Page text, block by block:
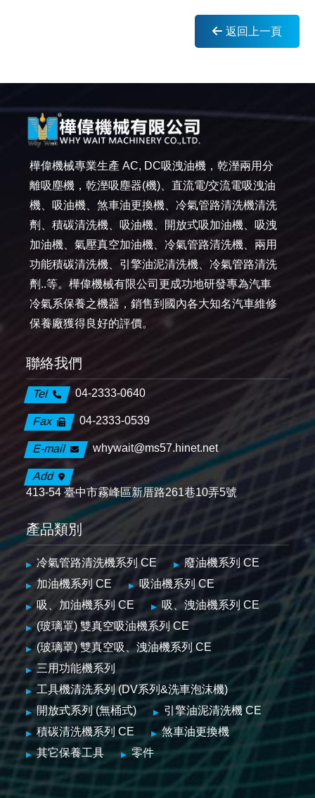
返回上一頁
樺偉機械專業生產 AC, DC吸洩油機，乾溼兩用分
離吸塵機，乾溼吸塵器(機)、直流電/交流電吸洩油
機、吸油機、煞車油更換機、冷氣管路清洗機清洗
劑、積碳清洗機、吸油機、開放式吸加油機、吸洩
加油機、氣壓真空加油機、冷氣管路清洗機、兩用
功能積碳清洗機、引擎油泥清洗機、冷氣管路清洗
劑..等。樺偉機械有限公司更成功地研發專為汽車
冷氣系保養之機器，銷售到國內各大知名汽車維修
保養廠獲得良好的評價。
聯絡我們
Tel 04-2333-0640
Fax 04-2333-0539
E-mail whywait@ms57.hinet.net
Add
413-54 臺中市霧峰區新厝路261巷10弄5號
產品類別
冷氣管路清洗機系列 CE
廢油機系列 CE
加油機系列 CE
吸油機系列 CE
吸、加油機系列 CE
吸、洩油機系列 CE
(玻璃罩) 雙真空吸油機系列 CE
(玻璃罩) 雙真空吸、洩油機系列 CE
三用功能機系列
工具機清洗系列 (DV系列&洗車泡沫機)
開放式系列 (無桶式)
引擎油泥清洗機 CE
積碳清洗機系列 CE
煞車油更換機
其它保養工具
零件